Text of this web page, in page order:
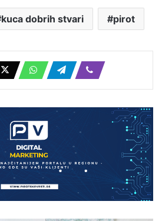
kuca dobrih stvari pirot